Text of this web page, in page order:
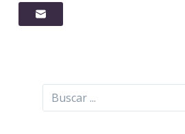
Buscar